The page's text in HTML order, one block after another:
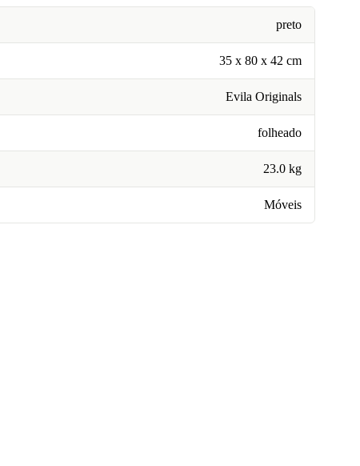
preto
35 x 80 x 42 cm
Evila Originals
folheado
23.0 kg
Móveis